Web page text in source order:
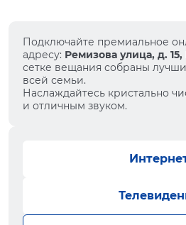
Подключайте премиальное
адресу: Ремизова улица, д.
сетке вещания собраны
всей семьи.
Наслаждайтесь кристально
и отличным звуком.